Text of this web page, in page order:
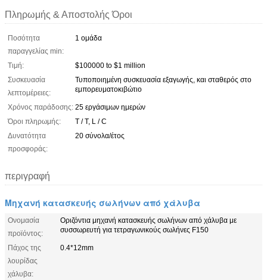
Πληρωμής & Αποστολής Όροι
Ποσότητα
παραγγελίας min:
1 ομάδα
Τιμή:
$100000 to $1 million
Συσκευασία
λεπτομέρειες:
Τυποποιημένη συσκευασία εξαγωγής, και σταθερός στο
εμπορευματοκιβώτιο
Χρόνος παράδοσης: 25 εργάσιμων ημερών
Όροι πληρωμής:
T / T, L / C
Δυνατότητα
προσφοράς:
20 σύνολα/έτος
περιγραφή
Μηχανή κατασκευής σωλήνων από χάλυβα
Ονομασία
προϊόντος:
Οριζόντια μηχανή κατασκευής σωλήνων από χάλυβα με
συσσωρευτή για τετραγωνικούς σωλήνες F150
Πάχος της
λουρίδας
χάλυβα:
0.4*12mm